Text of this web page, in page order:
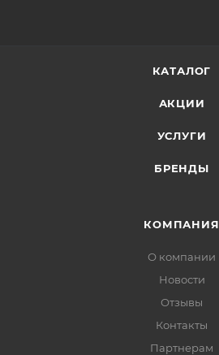
КАТАЛОГ
АКЦИИ
УСЛУГИ
БРЕНДЫ
КОМПАНИЯ
О компании
Новости
Отзывы
Контакты
Партнерам